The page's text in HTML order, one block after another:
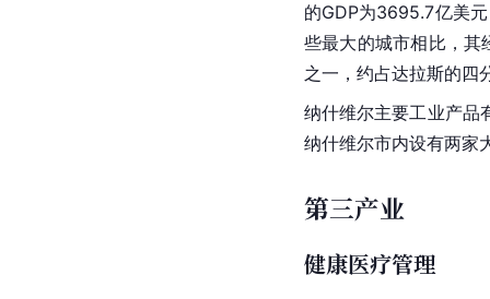
的GDP为3695.7亿美
些最大的城市相比，其
之一，约占达拉斯的四
纳什维尔主要工业产品
纳什维尔市内设有两家
第三产业
健康医疗管理